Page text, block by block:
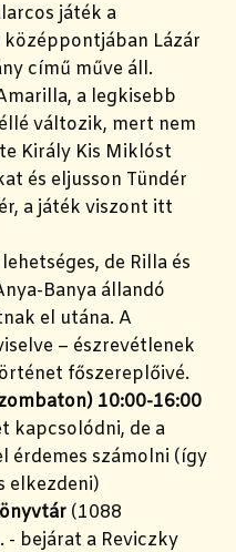
játék a
Lázár
című műve áll.
a legkisebb
változik, mert nem
Király Kis Miklóst
és eljusson Tündér
a játék viszont itt
de Rilla és
Banya állandó
el utána. A
– észrevétlenek
főszereplőivé.
10:00-16:00
kapcsolódni, de a
érdemes számolni (így
elkezdeni)
(1088
- bejárat a Reviczky